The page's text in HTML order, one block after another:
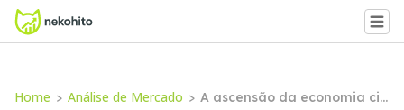
Home > Análise de Mercado > A ascensão da economia cir